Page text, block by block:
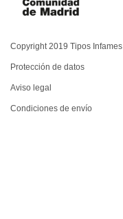
Copyright 2019 Tipos Infames
Protección de datos
Aviso legal
Condiciones de envío